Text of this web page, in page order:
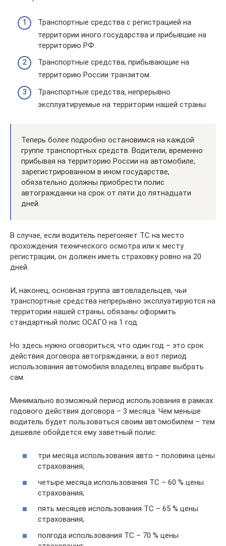
Транспортные средства с регистрацией на
территории иного государства и прибывшие на
территорию РФ.
Транспортные средства, прибывающие на
территорию России транзитом.
Транспортные средства, непрерывно
эксплуатируемые на территории нашей страны.
Теперь более подробно остановимся на каждой
группе транспортных средств. Водители, временно
прибывая на территорию России на автомобиле,
зарегистрированном в ином государстве,
обязательно должны приобрести полис
автогражданки на срок от пяти до пятнадцати
дней.
В случае, если водитель перегоняет ТС на место
прохождения технического осмотра или к месту
регистрации, он должен иметь страховку ровно на 20
дней.
И, наконец, основная группа автовладельцев, чьи
транспортные средства непрерывно эксплуатируются на
территории нашей страны, обязаны оформить
стандартный полис ОСАГО на 1 год.
Но здесь нужно оговориться, что один год – это срок
действия договора автогражданки, а вот период
использования автомобиля владелец вправе выбрать
сам.
Минимально возможный период использования в рамках
годового действия договора – 3 месяца. Чем меньше
водитель будет пользоваться своим автомобилем – тем
дешевле обойдется ему заветный полис:
три месяца использования авто – половина цены
страхования;
четыре месяца использования ТС – 60 % цены
страхования;
пять месяцев использования ТС – 65 % цены
страхования;
полгода использования ТС – 70 % цены